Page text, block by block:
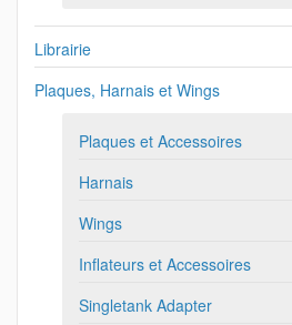
Librairie
Plaques, Harnais et Wings
Plaques et Accessoires
Harnais
Wings
Inflateurs et Accessoires
Singletank Adapter